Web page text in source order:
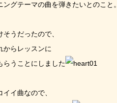
ングテーマの曲を弾きたいとのこと。
うだったので、
からレッスンに
らうことにしました
イイ曲なので、